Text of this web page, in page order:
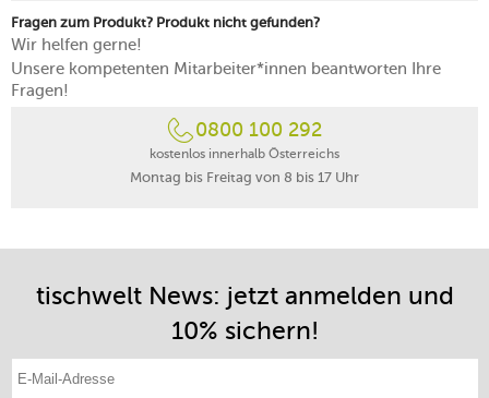
Handreinigung mit einem Tuch
25 Jahre Herstellergarantie auf das Mahlwerk
5 Jahre Herstellergarantie auf den Korpus
Made in France
Fragen zum Produkt? Produkt nicht gefunden?
Wir helfen gerne!
Unsere kompetenten Mitarbeiter*innen beantworten Ihre
Fragen!
0800 100 292
kostenlos innerhalb Österreichs
Montag bis Freitag von 8 bis 17 Uhr
tischwelt News: jetzt anmelden und
10% sichern!